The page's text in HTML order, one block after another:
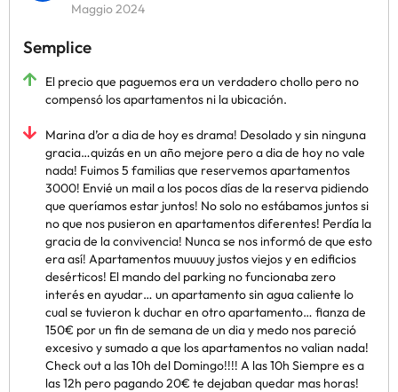
Maggio 2024
Semplice
El precio que paguemos era un verdadero chollo pero no
compensó los apartamentos ni la ubicación.
Marina d’or a dia de hoy es drama! Desolado y sin ninguna
gracia…quizás en un año mejore pero a dia de hoy no vale
nada! Fuimos 5 familias que reservemos apartamentos
3000! Envié un mail a los pocos días de la reserva pidiendo
que queríamos estar juntos! No solo no estábamos juntos si
no que nos pusieron en apartamentos diferentes! Perdía la
gracia de la convivencia! Nunca se nos informó de que esto
era así! Apartamentos muuuuy justos viejos y en edificios
desérticos! El mando del parking no funcionaba zero
interés en ayudar… un apartamento sin agua caliente lo
cual se tuvieron k duchar en otro apartamento… fianza de
150€ por un fin de semana de un dia y medo nos pareció
excesivo y sumado a que los apartamentos no valian nada!
Check out a las 10h del Domingo!!!! A las 10h Siempre es a
las 12h pero pagando 20€ te dejaban quedar mas horas!